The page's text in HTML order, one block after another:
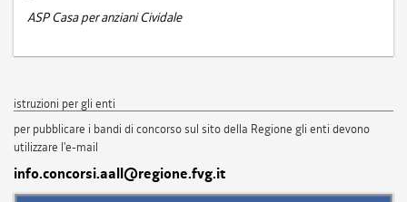
ASP Casa per anziani Cividale
istruzioni per gli enti
per pubblicare i bandi di concorso sul sito della Regione gli enti devono
utilizzare l'e-mail
info.concorsi.aall@regione.fvg.it